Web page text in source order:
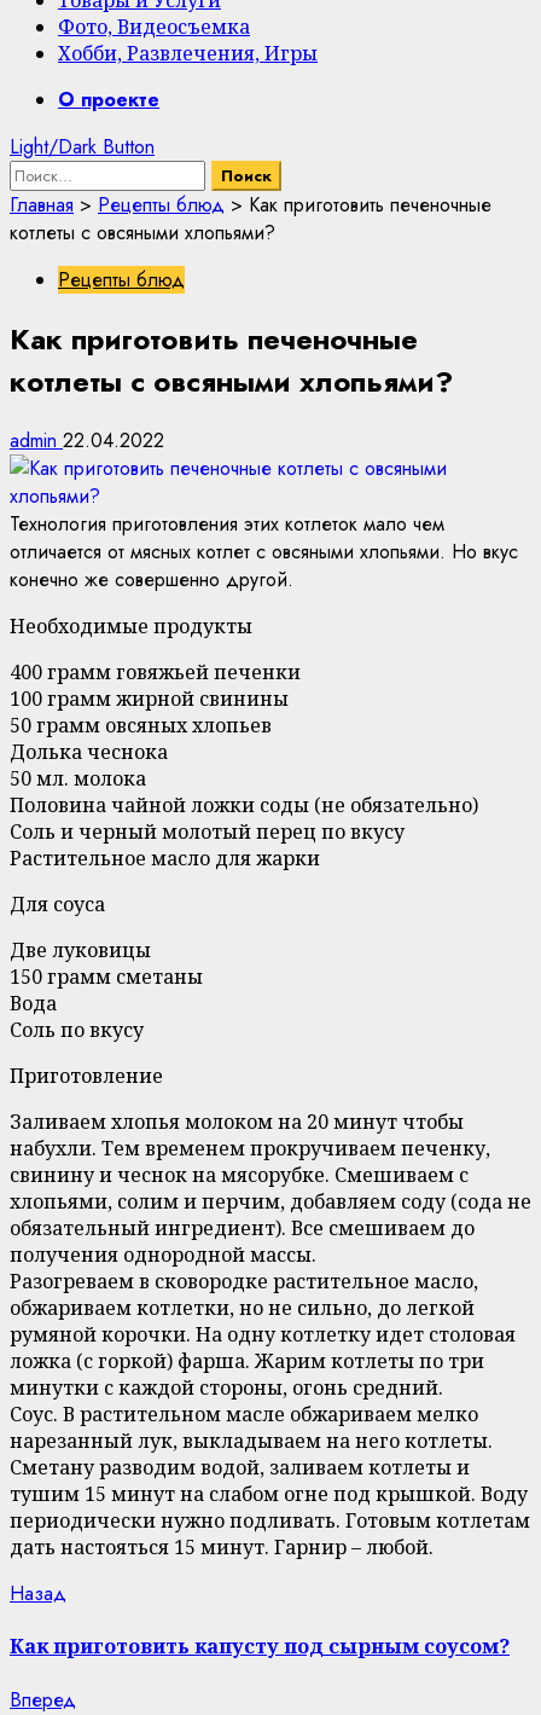
Фото, Видеосъемка
Хобби, Развлечения, Игры
PrimaryО проекте
Light/Dark Button
Найти:
Главная > Рецепты блюд > Как приготовить печеночные
котлеты с овсяными хлопьями?
Рецепты блюд
Как приготовить печеночные
котлеты с овсяными хлопьями?
admin 22.04.2022
Технология приготовления этих котлеток мало чем
отличается от мясных котлет с овсяными хлопьями. Но вкус
конечно же совершенно другой.
Необходимые продукты
400 грамм говяжьей печенки
100 грамм жирной свинины
50 грамм овсяных хлопьев
Долька чеснока
50 мл. молока
Половина чайной ложки соды (не обязательно)
Соль и черный молотый перец по вкусу
Растительное масло для жарки
Для соуса
Две луковицы
150 грамм сметаны
Вода
Соль по вкусу
Приготовление
Заливаем хлопья молоком на 20 минут чтобы
набухли. Тем временем прокручиваем печенку,
свинину и чеснок на мясорубке. Смешиваем с
хлопьями, солим и перчим, добавляем соду (сода не
обязательный ингредиент). Все смешиваем до
получения однородной массы.
Разогреваем в сковородке растительное масло,
обжариваем котлетки, но не сильно, до легкой
румяной корочки. На одну котлетку идет столовая
ложка (с горкой) фарша. Жарим котлеты по три
минутки с каждой стороны, огонь средний.
Соус. В растительном масле обжариваем мелко
нарезанный лук, выкладываем на него котлеты.
Сметану разводим водой, заливаем котлеты и
тушим 15 минут на слабом огне под крышкой. Воду
периодически нужно подливать. Готовым котлетам
дать настояться 15 минут. Гарнир – любой.
Continue
Reading
Назад
Как приготовить капусту под сырным соусом?
Вперед